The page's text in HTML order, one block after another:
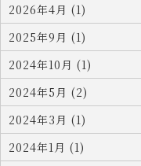
2026年4月 (1)
2025年9月 (1)
2024年10月 (1)
2024年5月 (2)
2024年3月 (1)
2024年1月 (1)